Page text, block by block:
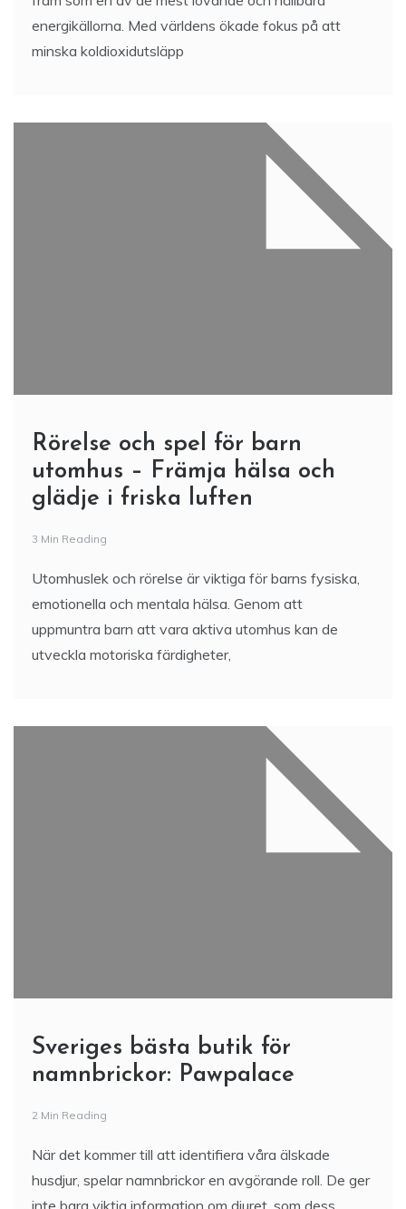
energikällorna. Med världens ökade fokus på att
minska koldioxidutsläpp
Rörelse och spel för barn
utomhus – Främja hälsa och
glädje i friska luften
3 Min Reading
Utomhuslek och rörelse är viktiga för barns fysiska,
emotionella och mentala hälsa. Genom att
uppmuntra barn att vara aktiva utomhus kan de
utveckla motoriska färdigheter,
Sveriges bästa butik för
namnbrickor: Pawpalace
2 Min Reading
När det kommer till att identifiera våra älskade
husdjur, spelar namnbrickor en avgörande roll. De ger
inte bara viktig information om djuret, som dess